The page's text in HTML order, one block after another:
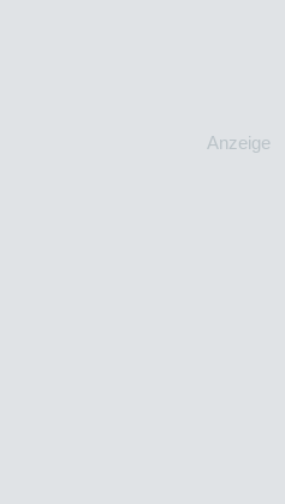
Anzeige